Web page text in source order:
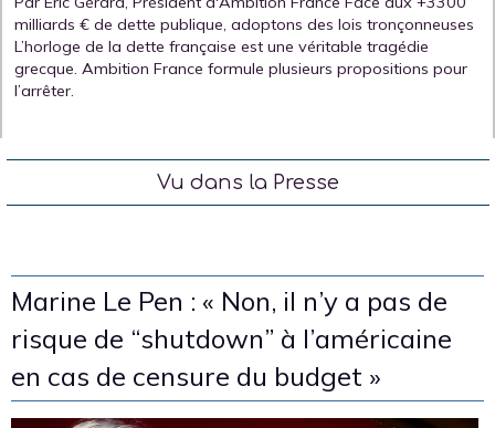
milliards € de dette publique, adoptons des lois tronçonneuses
L’horloge de la dette française est une véritable tragédie
grecque. Ambition France formule plusieurs propositions pour
l’arrêter.
Vu dans la Presse
Marine Le Pen : « Non, il n’y a pas de
risque de “shutdown” à l’américaine
en cas de censure du budget »